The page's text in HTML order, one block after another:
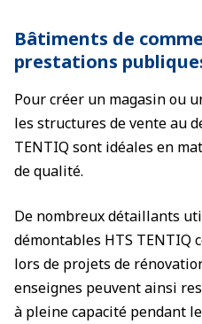
Bâtiments de
prestations
Pour créer un magasin ou
les structures de vente au
TENTIQ sont idéales en
de qualité.
De nombreux détaillants
démontables HTS TENTIQ
lors de projets de
enseignes peuvent ainsi
à pleine capacité pendant